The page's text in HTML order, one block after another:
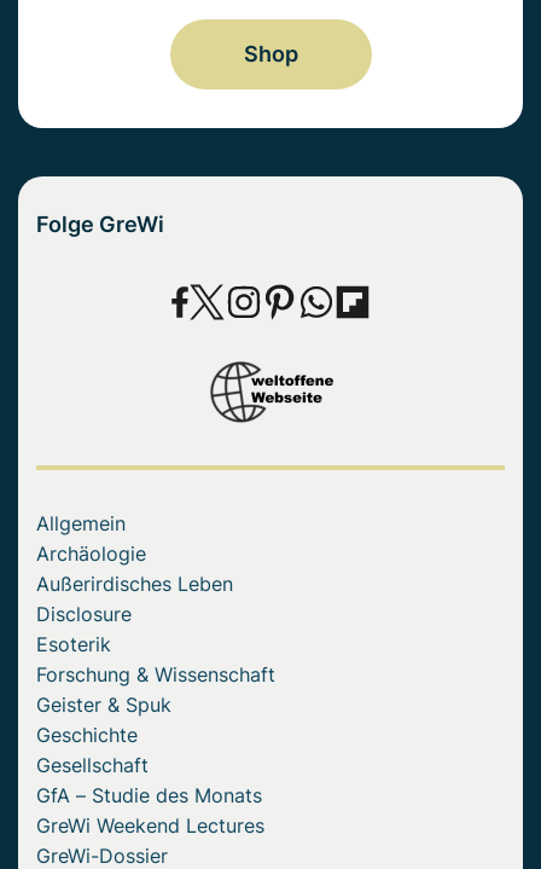
Shop
Folge GreWi
Allgemein
Archäologie
Außerirdisches Leben
Disclosure
Esoterik
Forschung & Wissenschaft
Geister & Spuk
Geschichte
Gesellschaft
GfA – Studie des Monats
GreWi Weekend Lectures
GreWi-Dossier